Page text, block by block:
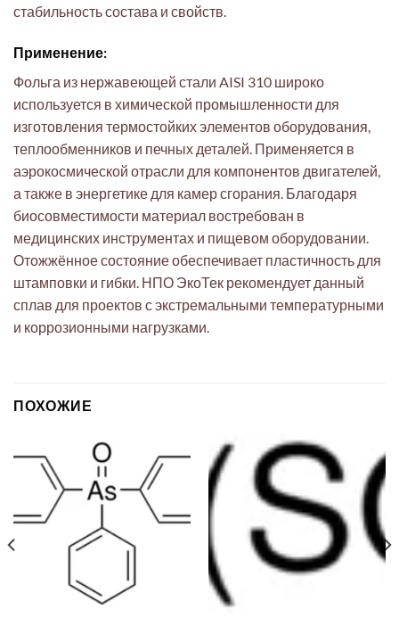
стабильность состава и свойств.
Применение:
Фольга из нержавеющей стали AISI 310 широко
используется в химической промышленности для
изготовления термостойких элементов оборудования,
теплообменников и печных деталей. Применяется в
аэрокосмической отрасли для компонентов двигателей,
а также в энергетике для камер сгорания. Благодаря
биосовместимости материал востребован в
медицинских инструментах и пищевом оборудовании.
Отожжённое состояние обеспечивает пластичность для
штамповки и гибки. НПО ЭкоТек рекомендует данный
сплав для проектов с экстремальными температурными
и коррозионными нагрузками.
ПОХОЖИЕ